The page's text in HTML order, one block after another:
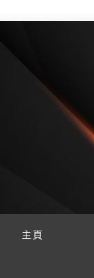
主頁